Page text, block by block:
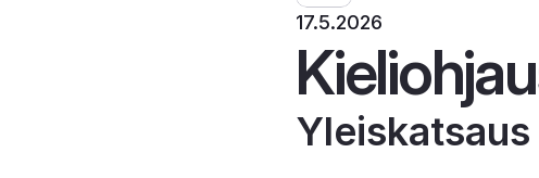
17.5.2026
Yleiskatsaus